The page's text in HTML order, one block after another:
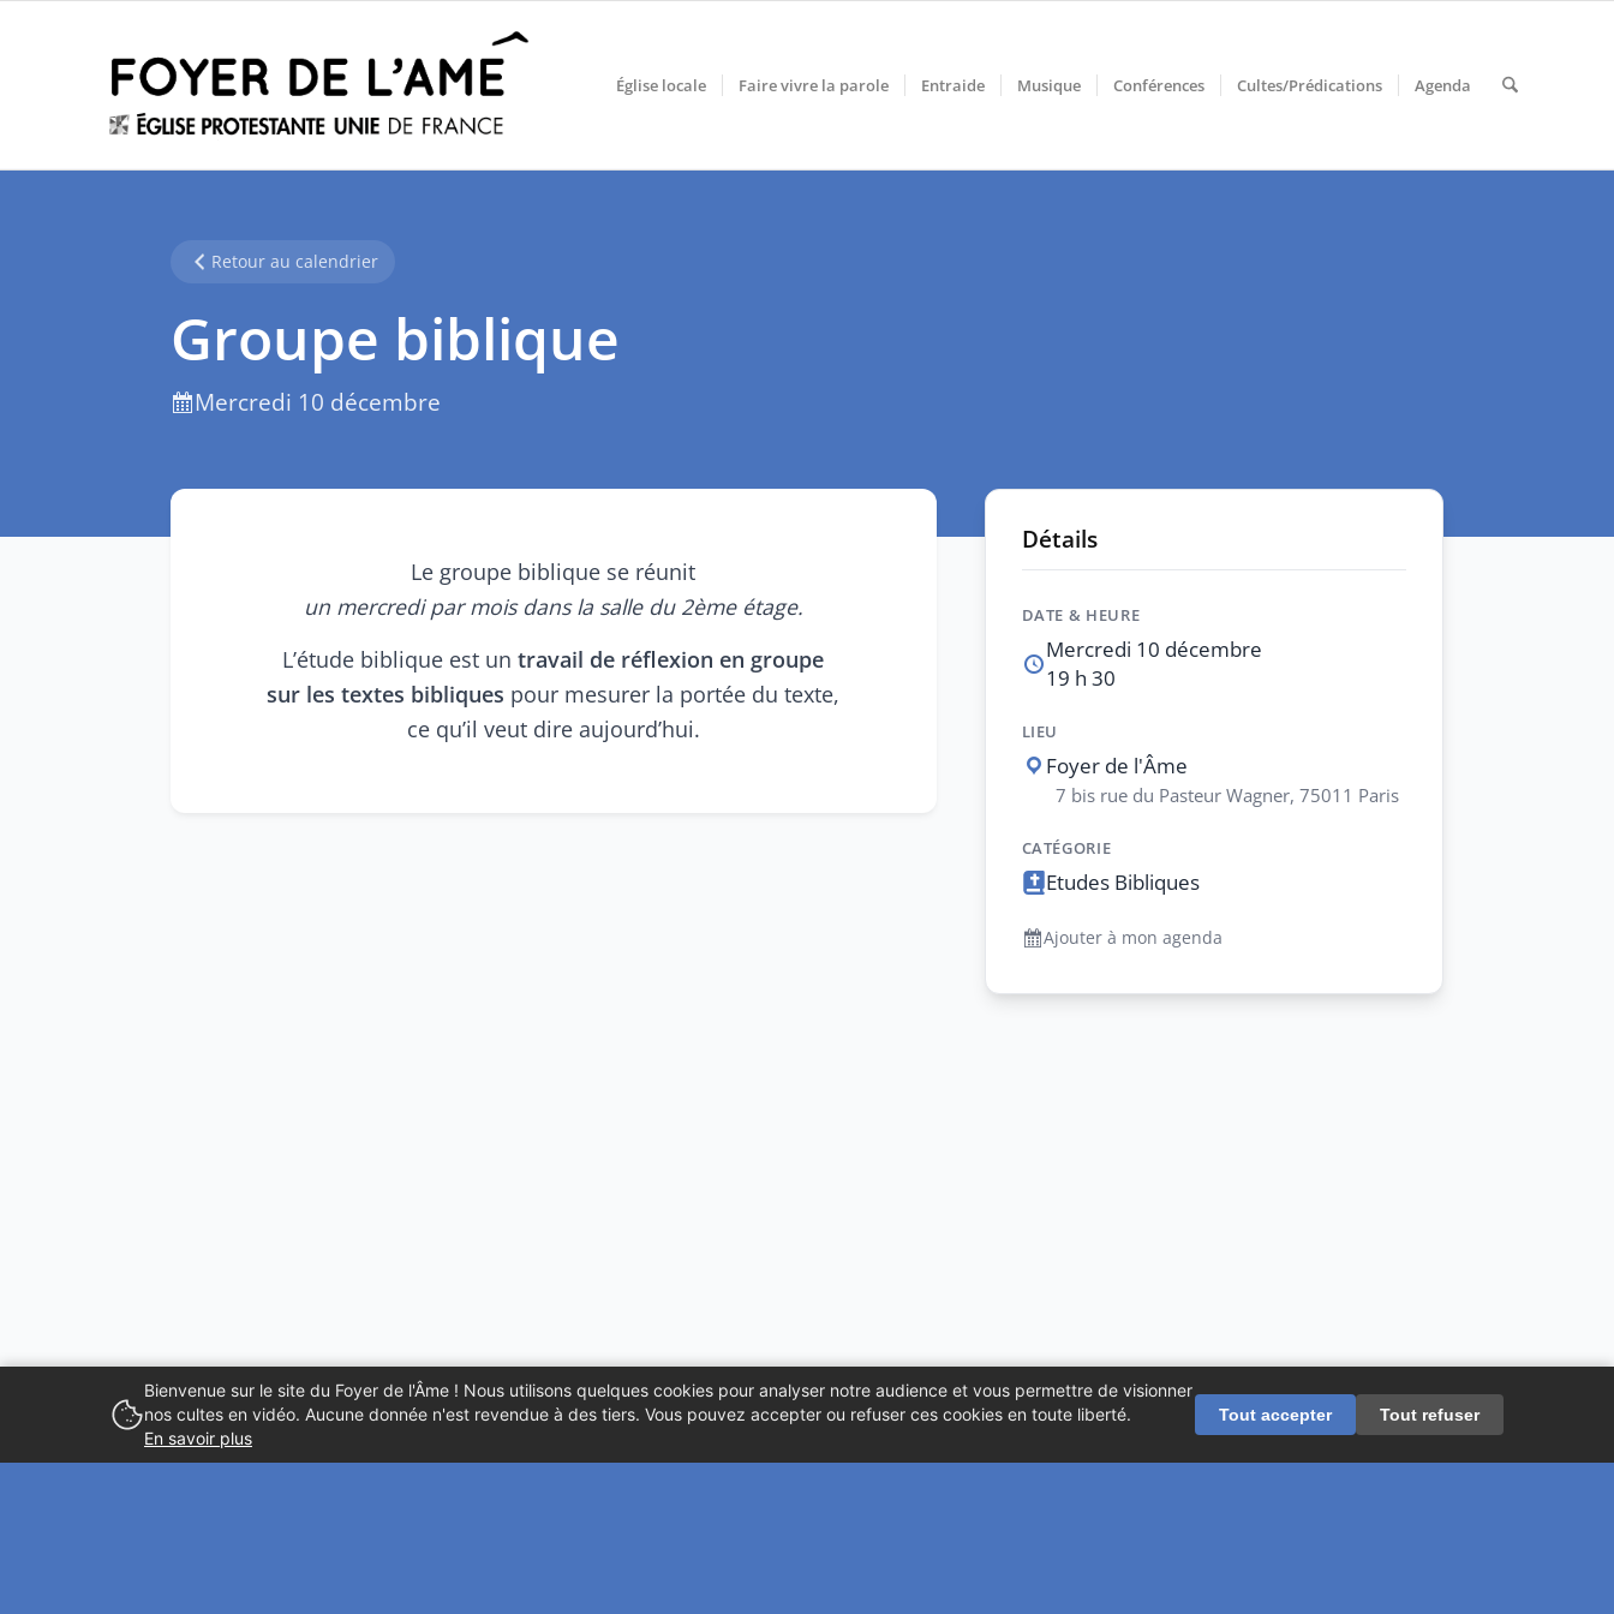
Église locale Faire vivre la parole Entraide Musique Conférences Cultes/Prédications Agenda
Retour au calendrier
Groupe biblique
Mercredi 10 décembre
Le groupe biblique se réunit
un mercredi par mois dans la salle du 2ème étage.
L’étude biblique est untravail de réflexion en groupe
sur les textes bibliques pour mesurer la portée du texte,
ce qu’il veut dire aujourd’hui.
Détails
DATE & HEURE
Mercredi 10 décembre
19 h 30
LIEU
Foyer de l'Âme
7 bis rue du Pasteur Wagner, 75011 Paris
CATÉGORIE
Etudes Bibliques
Ajouter à mon agenda
Bienvenue sur le site du Foyer de l'Âme ! Nous utilisons quelques cookies pour analyser notre audience et vous permettre de visionner
nos cultes en vidéo. Aucune donnée n'est revendue à des tiers. Vous pouvez accepter ou refuser ces cookies en toute liberté.
En savoir plus
Tout accepter Tout refuser